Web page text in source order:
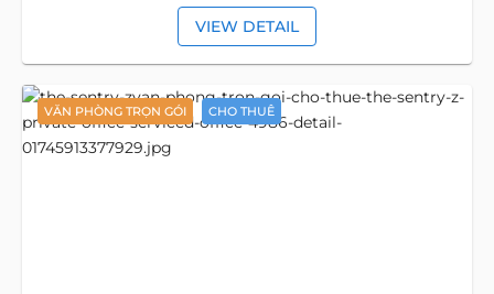
VIEW DETAIL
VĂN PHÒNG TRỌN GÓI CHO THUÊ